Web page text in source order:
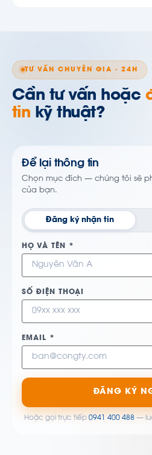
TƯ VẤN CHUYÊN GIA · 24H
Cần tư vấn hoặc
tin kỹ thuật?
Để lại thông tin
Chọn mục đích — chúng tôi sẽ
của bạn.
Đăng ký nhận tin
HỌ VÀ TÊN *
SỐ ĐIỆN THOẠI
EMAIL *
ĐĂNG KÝ
Hoặc gọi trực tiếp 0941 400 488—